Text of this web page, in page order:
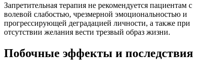
Запретительная терапия не рекомендуется пациентам с
волевой слабостью, чрезмерной эмоциональностью и
прогрессирующей деградацией личности, а также при
отсутствии желания вести трезвый образ жизни.
Побочные эффекты и последствия